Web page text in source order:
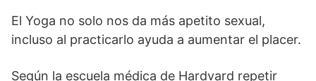
El Yoga no solo nos da más apetito sexual,
incluso al practicarlo ayuda a aumentar el placer.
Según la escuela médica de Hardvard repetir